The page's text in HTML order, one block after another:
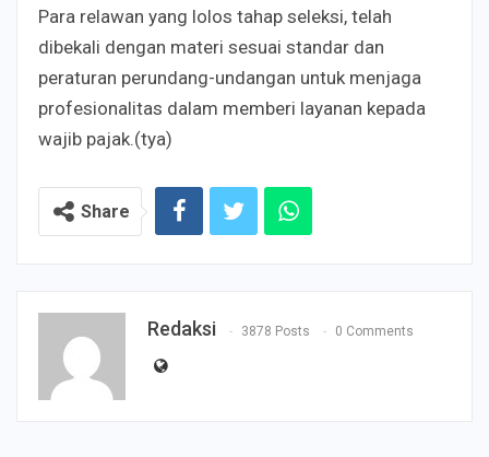
Para relawan yang lolos tahap seleksi, telah
dibekali dengan materi sesuai standar dan
peraturan perundang-undangan untuk menjaga
profesionalitas dalam memberi layanan kepada
wajib pajak.(tya)
Share
Redaksi 3878 Posts 0 Comments